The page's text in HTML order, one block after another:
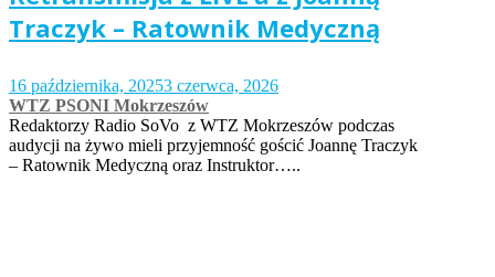
Traczyk – Ratownik Medyczną
16 października, 20253 czerwca, 2026
WTZ PSONI Mokrzeszów
Redaktorzy Radio SoVo z WTZ Mokrzeszów podczas
audycji na żywo mieli przyjemność gościć Joannę Traczyk
– Ratownik Medyczną oraz Instruktor…..